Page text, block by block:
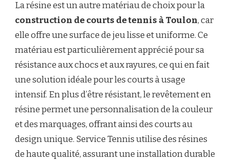
La résine est un autre matériau de choix pour la
construction de courts de tennis à Toulon, car
elle offre une surface de jeu lisse et uniforme. Ce
matériau est particulièrement apprécié pour sa
résistance aux chocs et aux rayures, ce qui en fait
une solution idéale pour les courts à usage
intensif. En plus d’être résistant, le revêtement en
résine permet une personnalisation de la couleur
et des marquages, offrant ainsi des courts au
design unique. Service Tennis utilise des résines
de haute qualité, assurant une installation durable